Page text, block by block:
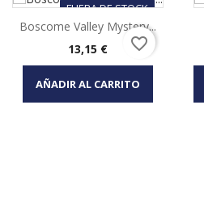
FUERA DE STOCK
Boscome Valley Mystery...
Precio
13,15 €
AÑADIR AL CARRITO
favorite_border